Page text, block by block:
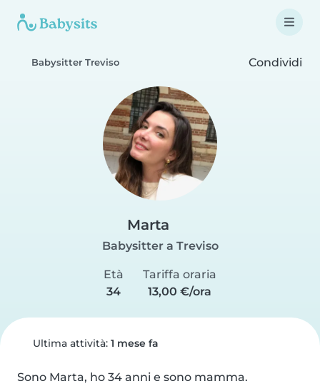
Babysitter Treviso Condividi
Marta
Babysitter a Treviso
Età
34
Tariffa oraria
13,00 €/ora
Ultima attività: 1 mese fa
Sono Marta, ho 34 anni e sono mamma.